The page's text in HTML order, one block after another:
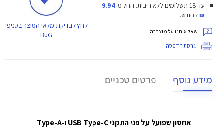
עד 18 תשלומים ללא ריבית.
החל מ-9.94
₪לחודש.
שאל אותנו על מוצר זה
גרסת הדפסה
לחץלבדיקת מלאי המוצר בסניפי
BUG
מידע נוסף פרטים טכניים
אחסון שפועל על פני התקני USB Type-C ו-Type-A